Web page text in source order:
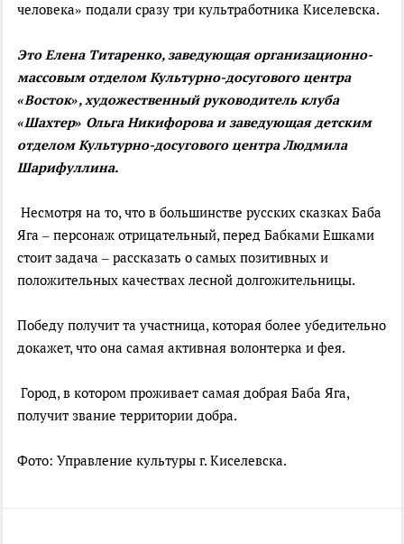
человека» подали сразу три культработника Киселевска.
Это Елена Титаренко, заведующая организационно-
массовым отделом Культурно-досугового центра
«Восток», художественный руководитель клуба
«Шахтер» Ольга Никифорова и заведующая детским
отделом Культурно-досугового центра Людмила
Шарифуллина.
Несмотря на то, что в большинстве русских сказках Баба
Яга – персонаж отрицательный, перед Бабками Ешками
стоит задача – рассказать о самых позитивных и
положительных качествах лесной долгожительницы.
Победу получит та участница, которая более убедительно
докажет, что она самая активная волонтерка и фея.
Город, в котором проживает самая добрая Баба Яга,
получит звание территории добра.
Фото: Управление культуры г. Киселевска.